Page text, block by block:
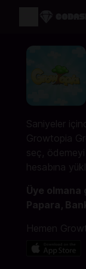
Saniyeler
Growtopia
seç,
hesabına
Üye olmana
Papara,
Hemen